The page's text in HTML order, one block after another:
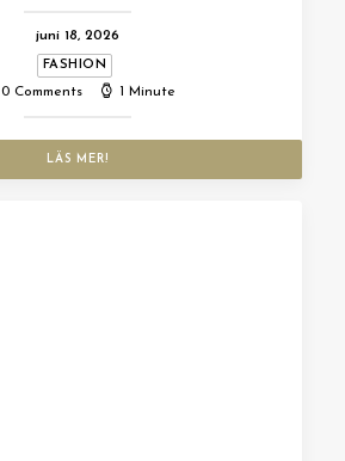
juni 18, 2026
FASHION
0 Comments 1 Minute
LÄS MER!